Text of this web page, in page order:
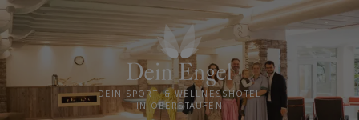
DEIN SPORT- & WELLNESSHOTEL
IN OBERSTAUFEN